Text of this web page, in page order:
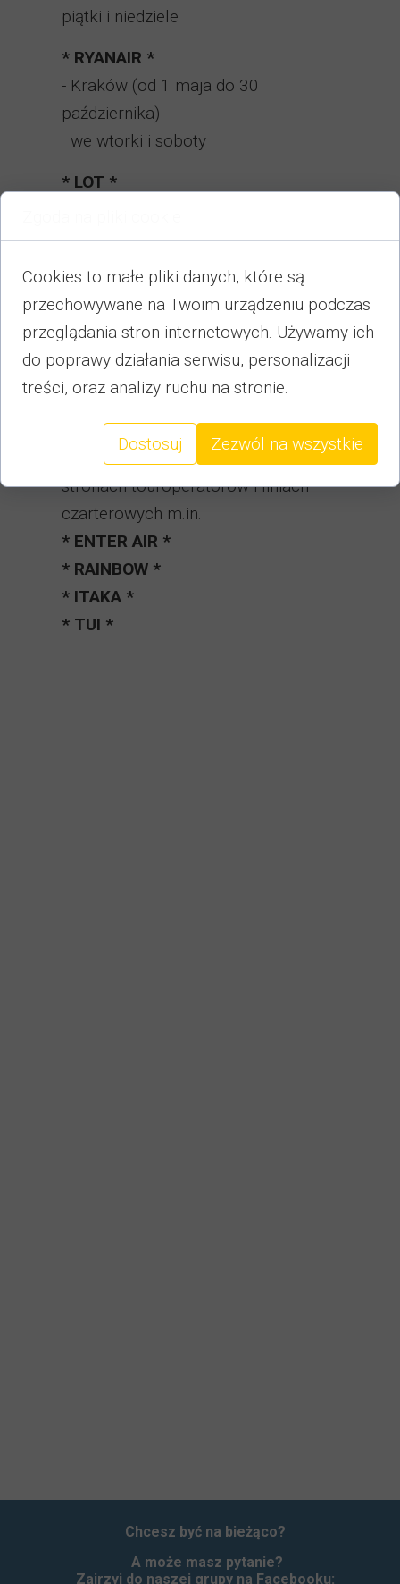
piątki i niedziele
* RYANAIR *
- Kraków (od 1 maja do 30
października)
we wtorki i soboty
* LOT *
października)
w środy, piątki i soboty
- Katowice (od 28 maja do 2
października)
w środy, piątki
Ponadto bilety na przeloty jak co
roku będzie można nabyć na
stronach touroperatorów i liniach
czarterowych m.in.
* ENTER AIR *
* RAINBOW *
* ITAKA *
* TUI *
Chcesz być na bieżąco?
A może masz pytanie?
Zajrzyj do naszej grupy na Facebooku:
Cookies to małe pliki danych, które są
przechowywane na Twoim urządzeniu podczas
przeglądania stron internetowych. Używamy ich
do poprawy działania serwisu, personalizacji
treści, oraz analizy ruchu na stronie.
Dostosuj Zezwól na wszystkie